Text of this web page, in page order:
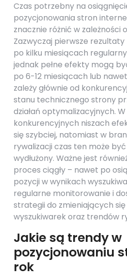
Czas potrzebny na
pozycjonowania stron
znacznie różnić w zależności
Zazwyczaj pierwsze rezultaty
po kilku miesiącach
jednak pełne efekty mogą
po 6-12 miesiącach lub nawet
zależy głównie od
stanu technicznego strony
działań optymalizacyjnych.
konkurencyjnych niszach
się szybciej, natomiast w
rywalizacji czas ten może
wydłużony. Ważne jest
proces ciągły – nawet po
pozycji w wynikach
regularne monitorowanie i
strategii do zmieniających
wyszukiwarek oraz trendów
Jakie są trendy w
pozycjonowaniu
rok